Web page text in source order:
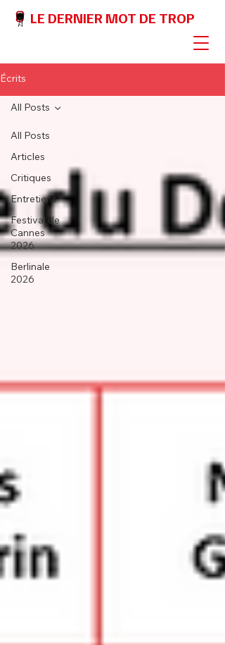
LE DERNIER MOT DE TROP
Écrits
All Posts
Articles
Critiques
Entretiens
Festival de
Cannes
2026
Berlinale
2026
All Posts